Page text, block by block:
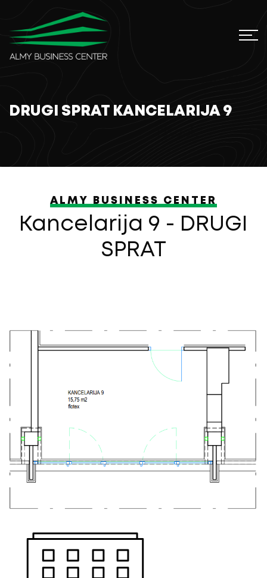
DRUGI SPRAT KANCELARIJA 9
ALMY BUSINESS CENTER
Kancelarija 9 - DRUGI
SPRAT